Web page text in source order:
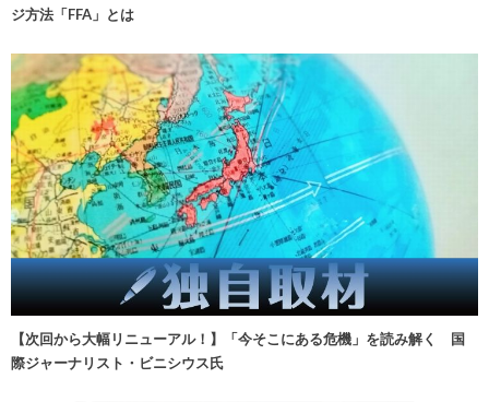
ジ方法「FFA」とは
【次回から大幅リニューアル！】「今そこにある危機」を読み解く 国
際ジャーナリスト・ビニシウス氏